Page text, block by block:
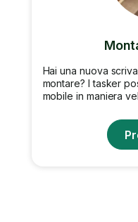
Hai una nuova
montare? I tasker
mobile in maniera